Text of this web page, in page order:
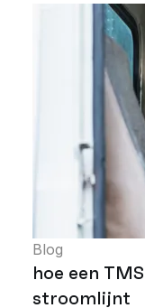
Blog
hoe een
stroomlijnt